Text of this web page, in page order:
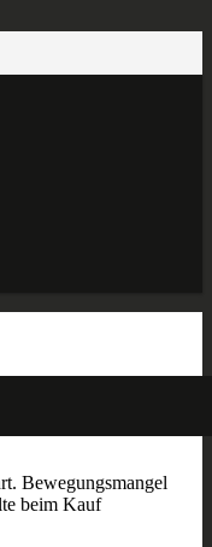
Bewegungsmangel
beim Kauf